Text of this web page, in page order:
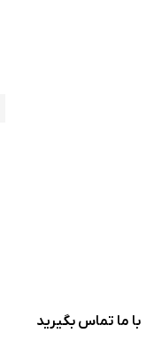
با ما تماس بگیرید